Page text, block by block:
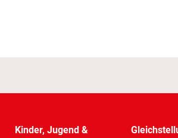
Kinder, Jugend &